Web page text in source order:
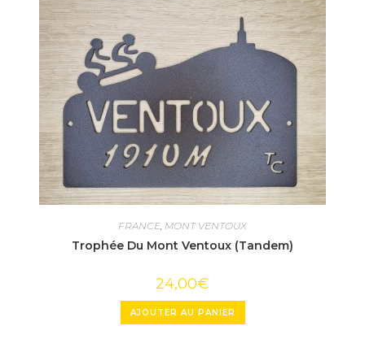
FRANCE MONT VENTOUX
Trophée Du Mont Ventoux (Tandem)
24,00€
AJOUTER AU PANIER